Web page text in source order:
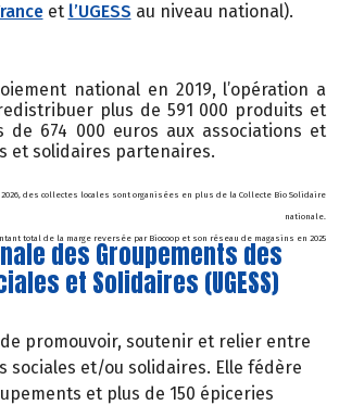
et l’UGESS au niveau national).
national en 2019, l’opération a
plus de 591 000 produits et
de 674 000 euros aux associations et
et solidaires partenaires.
des collectes locales sont organisées en plus de la Collecte Bio Solidaire
nationale.
total de la marge reversée par Biocoop et son réseau de magasins en 2025
des Groupements des
et Solidaires (UGESS)
promouvoir, soutenir et relier entre
sociales et/ou solidaires. Elle fédère
et plus de 150 épiceries